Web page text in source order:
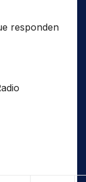
responden